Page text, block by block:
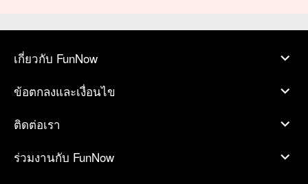
เกี่ยวกับ FunNow
ข้อตกลงและเงื่อนไข
ติดต่อเรา
ร่วมงานกับ FunNow